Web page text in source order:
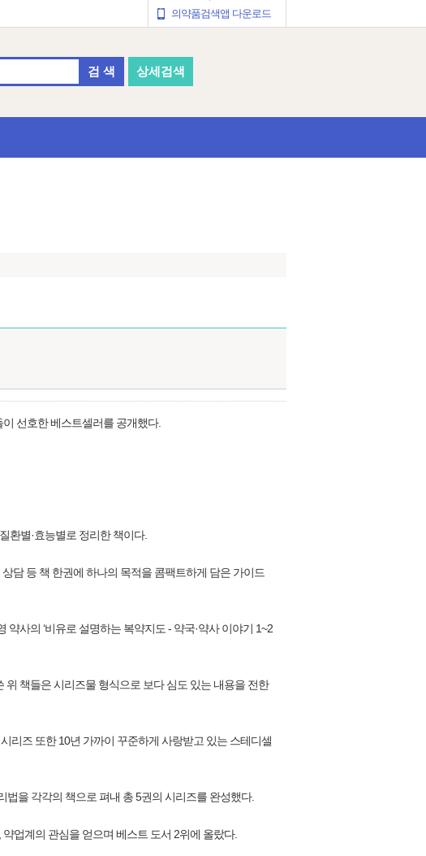
의약품검색앱 다운로드
검 색 상세검색
선호한 베스트셀러를 공개했다.
환별·효능별로 정리한 책이다.
상담 등 책 한권에 하나의 목적을 콤팩트하게 담은 가이드
약사의 ‘비유로 설명하는 복약지도 - 약국·약사 이야기 1~2
책들은 시리즈물 형식으로 보다 심도 있는 내용을 전한
시리즈 또한 10년 가까이 꾸준하게 사랑받고 있는 스테디셀
법을 각각의 책으로 펴내 총 5권의 시리즈를 완성했다.
업계의 관심을 얻으며 베스트 도서 2위에 올랐다.